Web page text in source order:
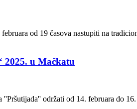
od 19 časova nastupiti na
2025. u Mačkatu
održati od 14. februara do